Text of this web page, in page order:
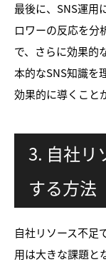
最後に、SNS運用
ロワーの反応を分
で、さらに効果的
本的なSNS知識を
効果的に導くこと
3. 自社リ
する方法
自社リソース不足
用は大きな課題と